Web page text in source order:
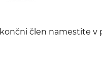
člen namestite v